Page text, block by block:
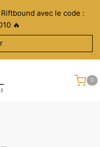
avec le code :
🔥
0